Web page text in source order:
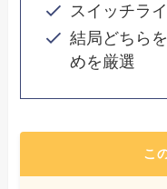
スイッチラ
結局どちら
めを厳選
こ